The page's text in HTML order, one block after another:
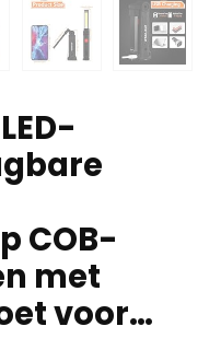
COB-
met
voor…